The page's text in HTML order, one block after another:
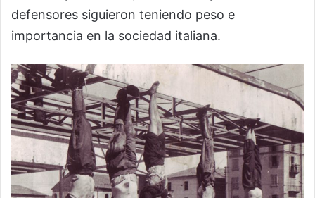
defensores siguieron teniendo peso e
importancia en la sociedad italiana.